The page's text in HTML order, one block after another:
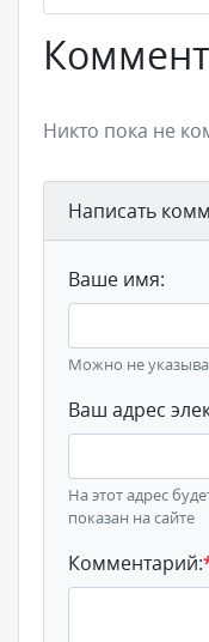
Никто пока не
Написать
Ваше имя:
Можно не
Ваш адрес
На этот адрес
показан на сайте
Комментарий: